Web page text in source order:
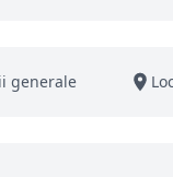
generale